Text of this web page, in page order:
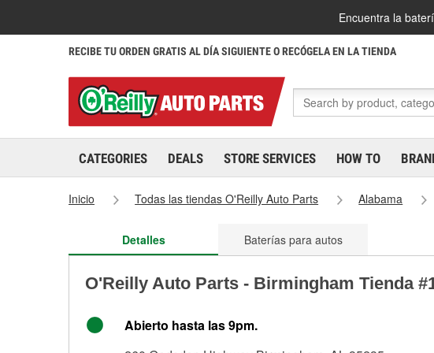
Encuentra la
RECIBE TU ORDEN GRATIS AL DÍA SIGUIENTE O RECÓGELA EN LA TIENDA
CATEGORIES DEALS STORE SERVICES HOW TO
Inicio Todas las tiendas O'Reilly Auto Parts Alabama
Detalles Baterías para autos
O'Reilly Auto Parts - Birmingham Tienda
Abierto hasta las 9pm.